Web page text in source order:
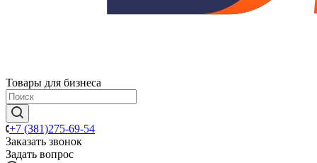
Товары для бизнеса
+7 (381)275-69-54
Заказать звонок
Задать вопрос